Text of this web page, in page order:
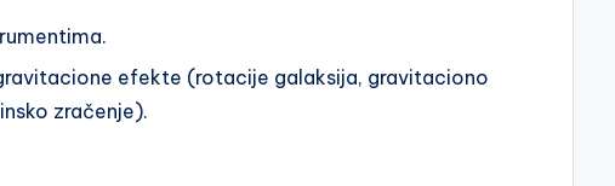
efekte (rotacije galaksija, gravitaciono
zračenje).